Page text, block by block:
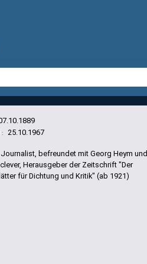
25.10.1967
befreundet mit Georg Heym und
Herausgeber der Zeitschrift "Der
für Dichtung und Kritik" (ab 1921)